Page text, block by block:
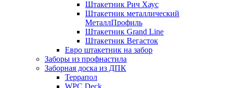
Штакетник Рич Хаус
Штакетник металлический
МеталлПрофиль
Штакетник Grand Line
Штакетник Вегасток
Евро штакетник на забор
Заборы из профнастила
Заборная доска из ДПК
Террапол
WPC Deck